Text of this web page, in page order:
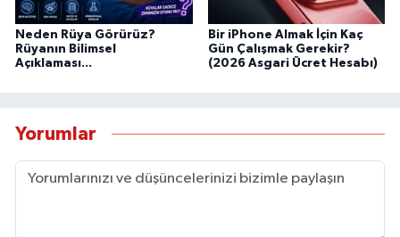
Neden Rüya Görürüz?
Rüyanın Bilimsel
Açıklaması...
Bir iPhone Almak İçin Kaç
Gün Çalışmak Gerekir?
(2026 Asgari Ücret Hesabı)
Yorumlar